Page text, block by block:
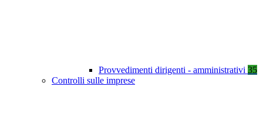
Provvedimenti dirigenti - amministrativi 35
Controlli sulle imprese